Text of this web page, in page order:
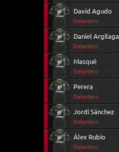
David Agudo
Delantero
Daniel Argilaga
Delantero
Masqué
Delantero
Perera
Delantero
Jordi Sánchez
Delantero
Álex Rubio
Delantero